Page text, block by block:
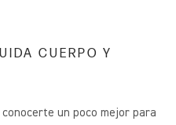
CUERPO Y
un poco mejor para